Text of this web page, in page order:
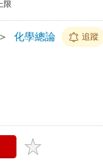
限
＞ 化學總論 追蹤